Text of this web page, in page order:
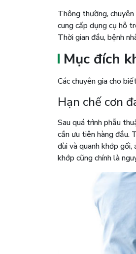
Thông thường,
cung cấp dụng cụ hỗ
Thời gian đầu, bệnh
Mục đích
Các chuyên gia cho
Hạn chế cơn
Sau quá trình phẫu
cần ưu tiên hàng đầu.
đùi và quanh khớp
khớp cũng chính là